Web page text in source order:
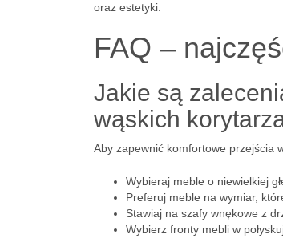
oraz estetyki.
FAQ –
Jakie są
wąskich
Aby zapewnić komfortowe przejścia
Wybieraj meble o niewielkiej
Preferuj meble na wymiar,
Stawiaj na szafy wnękowe z
Wybierz fronty mebli w